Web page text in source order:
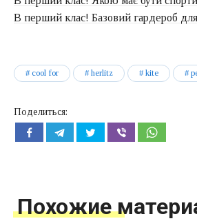
В перший клас! Базовий гардероб
cool for herlitz kite
Поделиться:
Похожие